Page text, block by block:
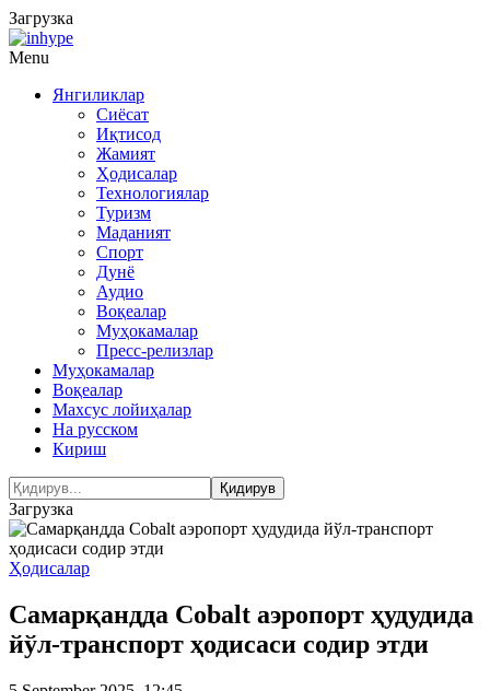
Загрузка
Menu
Янгиликлар
Сиёсат
Иқтисод
Жамият
Ҳодисалар
Технологиялар
Туризм
Маданият
Спорт
Дунё
Аудио
Воқеалар
Муҳокамалар
Пресс-релизлар
Муҳокамалар
Воқеалар
Махсус лойиҳалар
На русском
Кириш
Загрузка
Ҳодисалар
Самарқандда Cobalt аэропорт ҳудудида
йўл-транспорт ҳодисаси содир этди